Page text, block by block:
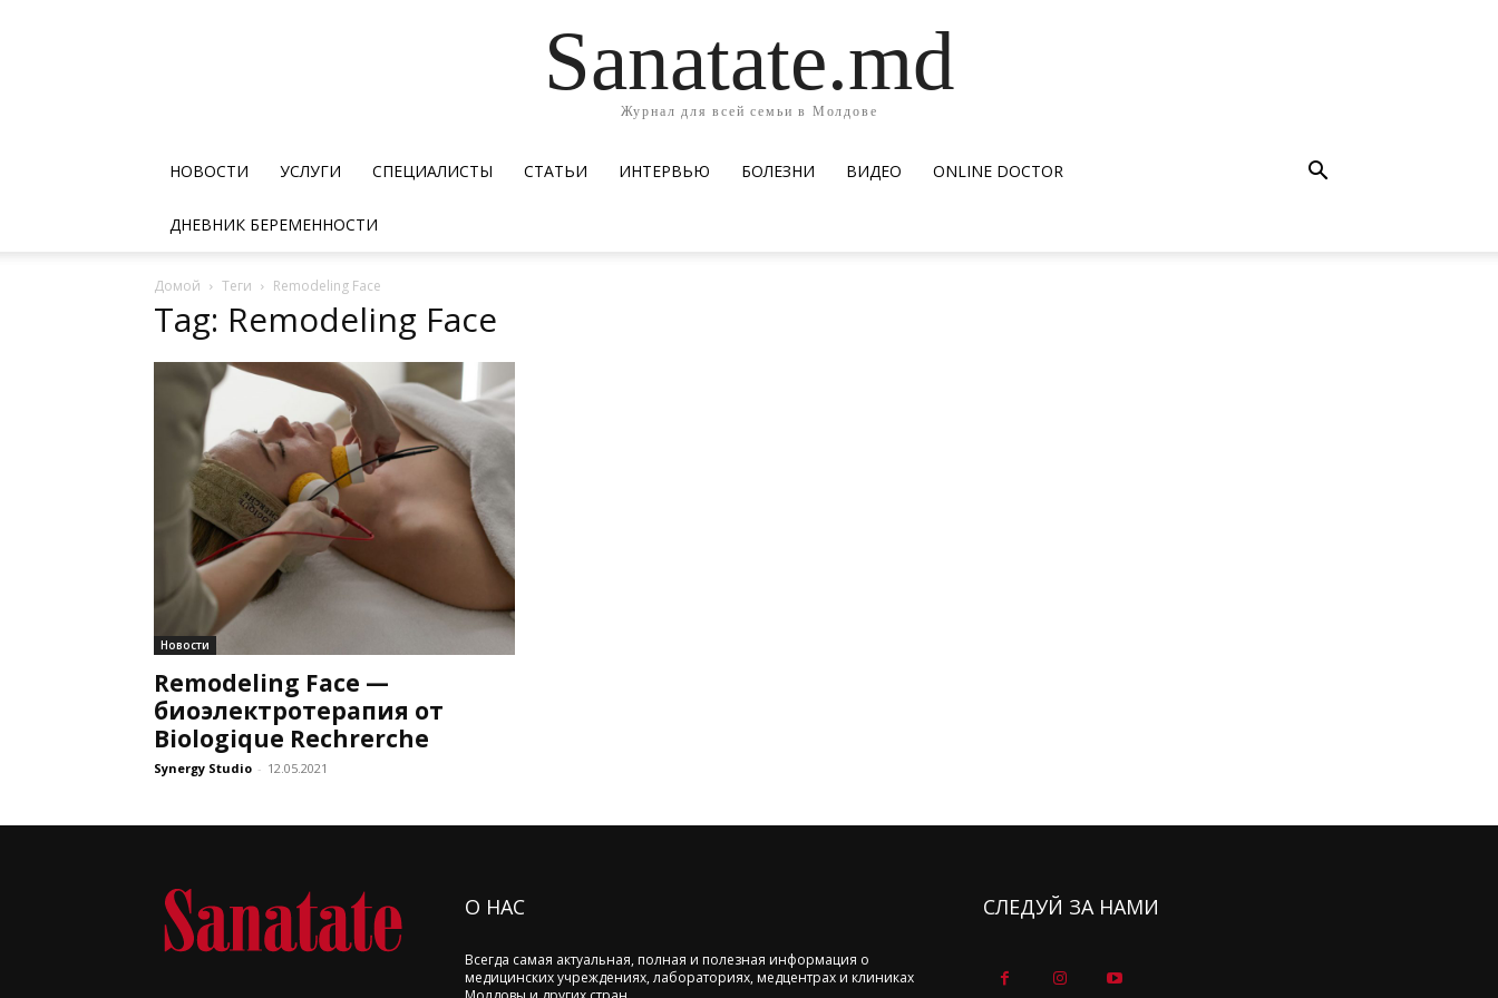
Sanatate.md
Журнал для всей семьи в Молдове
НОВОСТИ УСЛУГИ СПЕЦИАЛИСТЫ СТАТЬИ ИНТЕРВЬЮ БОЛЕЗНИ ВИДЕО ОNLINE DOCTOR
ДНЕВНИК БЕРЕМЕННОСТИ
Домой Теги Remodeling Face
Tag: Remodeling Face
Новости
Remodeling Face —
биоэлектротерапия от
Biologique Rechrerche
Synergy Studio - 12.05.2021
О НАС
Всегда самая актуальная, полная и полезная информация о
медицинских учреждениях, лабораториях, медцентрах и клиниках
СЛЕДУЙ ЗА НАМИ